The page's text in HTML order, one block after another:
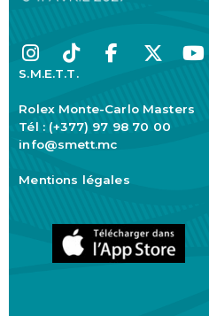
S.M.E.T.T.
Rolex Monte-Carlo Masters
Tél : (+377) 97 98 70 00
info@smett.mc
Mentions légales